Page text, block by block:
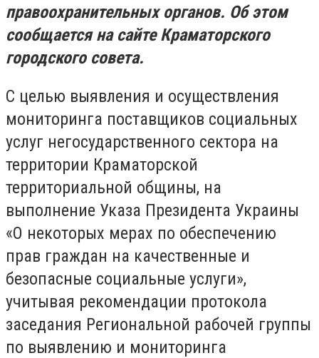
правоохранительных органов. Об этом
сообщается на сайте Краматорского
городского совета.
С целью выявления и осуществления
мониторинга поставщиков социальных
услуг негосударственного сектора на
территории Краматорской
территориальной общины, на
выполнение Указа Президента Украины
«О некоторых мерах по обеспечению
прав граждан на качественные и
безопасные социальные услуги»,
учитывая рекомендации протокола
заседания Региональной рабочей группы
по выявлению и мониторинга